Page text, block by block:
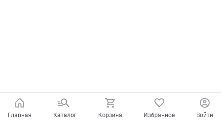
Главная Каталог Корзина Избранное Войти